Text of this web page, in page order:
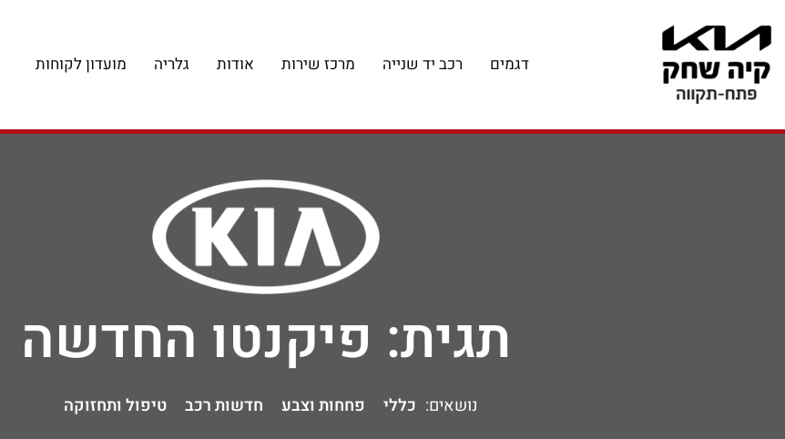
דגמים רכב יד שנייה מרכז שירות אודות גלריה מועדון לקוחות
תגית: פיקנטו החדשה
נושאים: כללי פחחות וצבע חדשות רכב טיפול ותחזוקה